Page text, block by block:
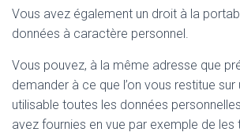
Vous avez également un droit à la
données à caractère personnel.
Vous pouvez, à la même adresse que
demander à ce que l’on vous restitue sur
utilisable toutes les données
avez fournies en vue par exemple de les